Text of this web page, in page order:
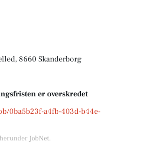
8660 Skanderborg
er overskredet
0ba5b23f-a4fb-403d-b44e-
JobNet.